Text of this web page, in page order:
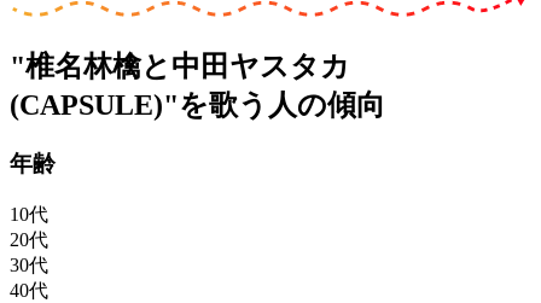
"椎名林檎と中田ヤスタカ
(CAPSULE)"を歌う人の傾向
年齢
10代
20代
30代
40代